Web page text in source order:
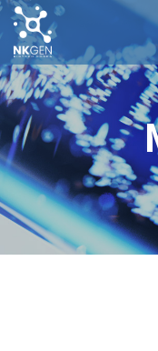
회사
기술
사업
투자
매체